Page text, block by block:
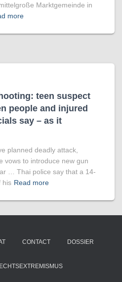
Marktgemeinde in
more
teen suspect
people and injured
say – as it
planned deadly attack,
vows to introduce new gun
… Thai police say that a 14-
his Read more
CONTACT DOSSIER